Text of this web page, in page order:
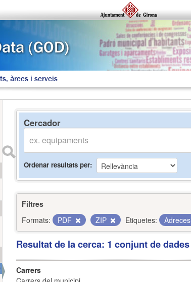
àrees i serveis
Cercador
Ordenar resultats per
Filtres
Formats:
PDF ZIP Etiquetes: Adreces
Resultat de la cerca: 1 conjunt de dades
Carrers